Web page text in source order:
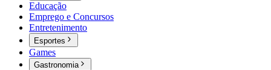
Educação
Emprego e Concursos
Entretenimento
Esportes
Games
Gastronomia